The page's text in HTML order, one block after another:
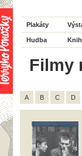
Plakáty
Hudba
Filmy
A B C D